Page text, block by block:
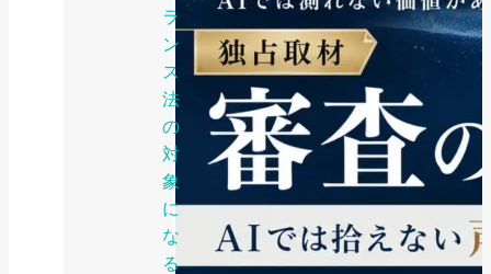
ラ
ン
ス
法
の
対
象
に
な
る